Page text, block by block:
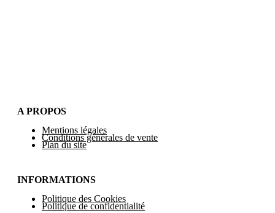
A PROPOS
Mentions légales
Conditions générales de vente
Plan du site
INFORMATIONS
Politique des Cookies
Politique de confidentialité